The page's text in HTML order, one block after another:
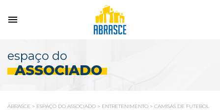
espaço do
ASSOCIADO
ABRASCE > ESPAÇO DO ASSOCIADO > ENTRETENIMENTO > CAMISAS DE FUTEBOL